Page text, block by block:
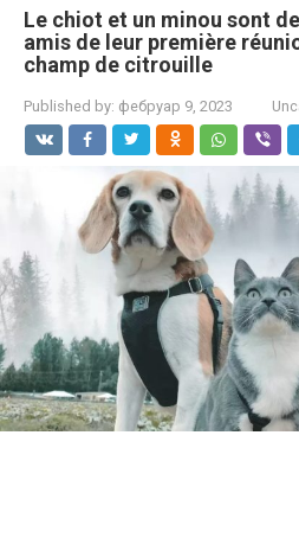
Le chiot et un minou sont
amis de leur première
champ de citrouille
Published by: фебруар 9, 2023